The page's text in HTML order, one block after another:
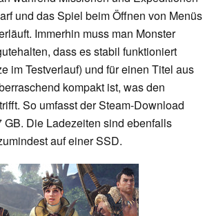
und das Spiel beim Öffnen von Menüs
Immerhin muss man Monster
dass es stabil funktioniert
im Testverlauf) und für einen Titel aus
kompakt ist, was den
So umfasst der Steam-Download
GB. Die Ladezeiten sind ebenfalls
auf einer SSD.